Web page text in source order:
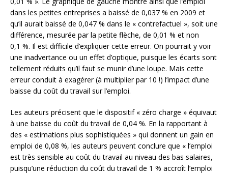
dans les petites entreprises a baissé de 0,037 % en 2009 et
qu’il aurait baissé de 0,047 % dans le « contrefactuel », soit une
différence, mesurée par la petite flèche, de 0,01 % et non
0,1 %. Il est difficile d’expliquer cette erreur. On pourrait y voir
une inadvertance ou un effet d’optique, puisque les écarts sont
tellement réduits qu’il faut se munir d’une loupe. Mais cette
erreur conduit à exagérer (à multiplier par 10 !) l’impact d’une
baisse du coût du travail sur l’emploi.
Les auteurs précisent que le dispositif « zéro charge » équivaut
à une baisse du coût du travail de 0,04 %. En la rapportant à
des « estimations plus sophistiquées » qui donnent un gain en
emploi de 0,08 %, les auteurs peuvent conclure que « l’emploi
est très sensible au coût du travail au niveau des bas salaires,
puisqu’une réduction du coût du travail de 1 % accroît l’emploi